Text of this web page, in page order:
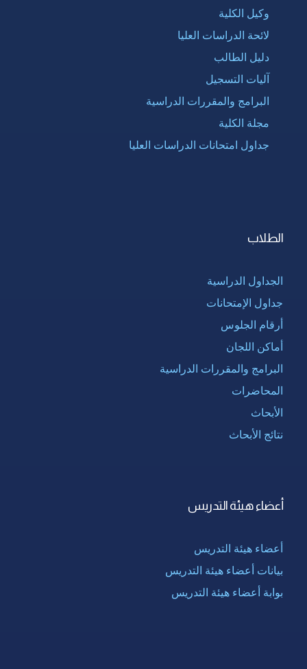
وكيل الكلية
لائحة الدراسات العليا
دليل الطالب
آليات التسجيل
البرامج والمقررات الدراسية
مجلة الكلية
جداول امتحانات الدراسات العليا
الطلاب
الجداول الدراسية
جداول الإمتحانات
أرقام الجلوس
أماكن اللجان
البرامج والمقررات الدراسية
المحاضرات
الأبحاث
نتائج الأبحاث
أعضاء هيئة التدريس
أعضاء هيئة التدريس
بيانات أعضاء هيئة التدريس
بوابة أعضاء هيئة التدريس